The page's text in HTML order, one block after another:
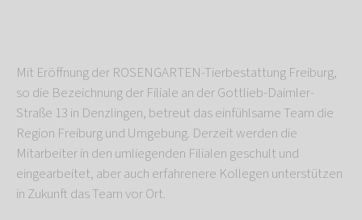
Mit Eröffnung der ROSENGARTEN-Tierbestattung Freiburg,
so die Bezeichnung der Filiale an der Gottlieb-Daimler-
Straße 13 in Denzlingen, betreut das einfühlsame Team die
Region Freiburg und Umgebung. Derzeit werden die
Mitarbeiter in den umliegenden Filialen geschult und
eingearbeitet, aber auch erfahrenere Kollegen unterstützen
in Zukunft das Team vor Ort.